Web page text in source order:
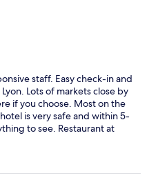
staff. Easy check-in and
Lots of markets close by
if you choose. Most on the
is very safe and within 5-
to see. Restaurant at
and decent food. Overall